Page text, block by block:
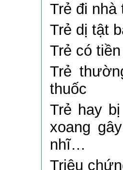
Trẻ đi nhà
Trẻ dị tật
Trẻ có
Trẻ
thuốc
Trẻ hay
xoang
nhĩ…
Triệu